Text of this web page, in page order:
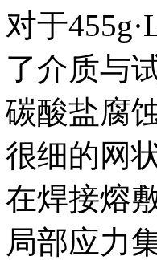
对于
了介质与
碳酸盐腐
很细的网
在焊接熔
局部应力